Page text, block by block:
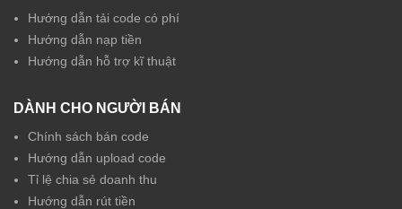
Hướng dẫn tải code có phí
Hướng dẫn nạp tiền
Hướng dẫn hỗ trợ kĩ thuật
DÀNH CHO NGƯỜI BÁN
Chính sách bán code
Hướng dẫn upload code
Tỉ lệ chia sẻ doanh thu
Hướng dẫn rút tiền